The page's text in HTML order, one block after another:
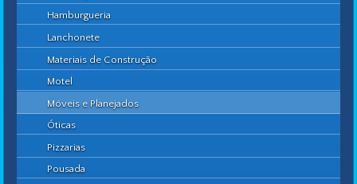
Hamburgueria
Lanchonete
Materiais de Construção
Motel
Móveis e Planejados
Óticas
Pizzarias
Pousada